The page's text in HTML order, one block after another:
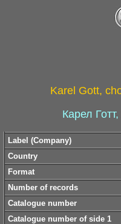
Karel Gott,
Карел
Label (Company)
Country
Format
Number of records
Catalogue number
Catalogue number of side 1